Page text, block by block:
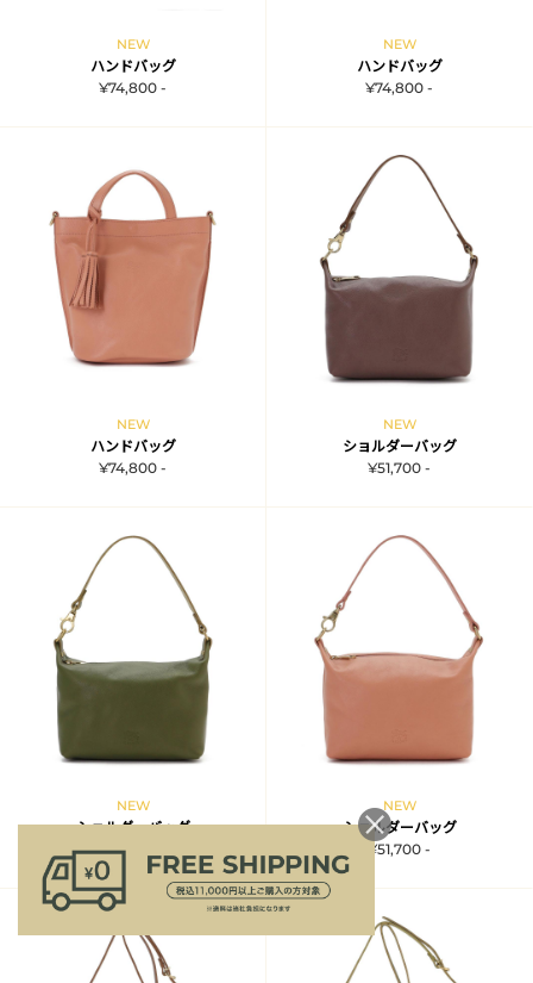
NEW
ハンドバッグ
¥74,800 -
NEW
ハンドバッグ
¥74,800 -
NEW
ハンドバッグ
¥74,800 -
NEW
ショルダーバッグ
¥51,700 -
NEW
ショルダーバッグ
¥51,700 -
NEW
ショルダーバッグ
¥51,700 -